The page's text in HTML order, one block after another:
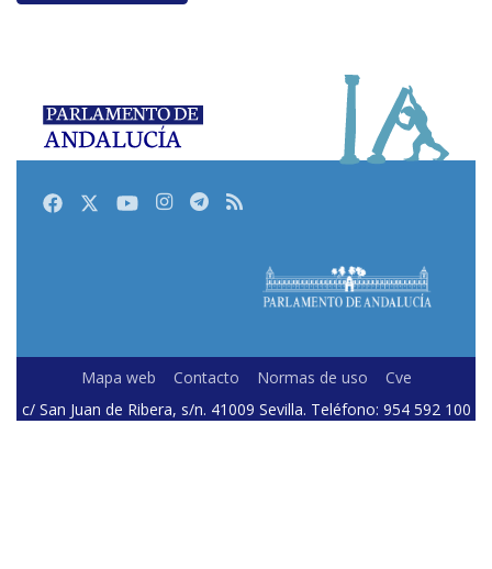
FacebookTwitterYoutubeInstagram
Telegram
RSS
Mapa web Contacto Normas de uso
Cve
c/ San Juan de Ribera, s/n. 41009 Sevilla. Teléfono: 954 592 100